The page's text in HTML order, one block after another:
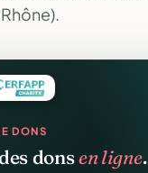
DONS
donsen ligne.